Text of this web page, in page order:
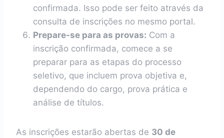
confirmada. Isso pode ser feito através da
consulta de inscrições no mesmo portal.
Prepare-se para as provas: Com a
inscrição confirmada, comece a se
preparar para as etapas do processo
seletivo, que incluem prova objetiva e,
dependendo do cargo, prova prática e
análise de títulos.
As inscrições estarão abertas de 30 de